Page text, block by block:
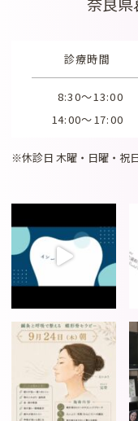
診療時間
8:30～13:00
14:00～17:00
※休診日 木曜・日曜・祝